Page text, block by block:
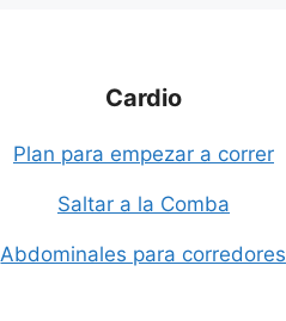
Cardio
Plan para empezar a correr
Saltar a la Comba
Abdominales para corredores